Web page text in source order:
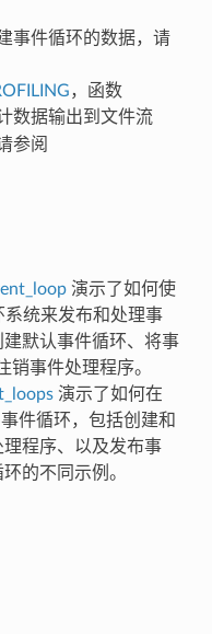
事件循环的数据，请
，函数
数据输出到文件流
参阅
演示了如何使
系统来发布和处理事
默认事件循环、将事
事件处理程序。
演示了如何在
件循环，包括创建和
程序、以及发布事
的不同示例。